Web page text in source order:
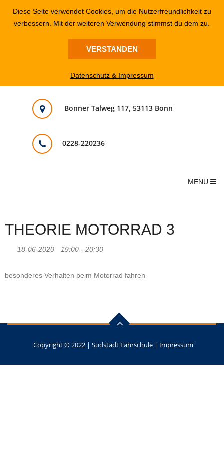
Bonner Talweg 117, 53113 Bonn
0228-220236
MENU
THEORIE MOTORRAD 3
18-06-2020 19:00 - 20:30
besonderes Verhalten beim Motorrad fahren
Copyright © 2022 | Südstadt Fahrschule | Impressum
Diese Seite verwendet Cookies, um die Nutzerfreundlichkeit zu
verbessern. Mit der weiteren Verwendung stimmst du dem zu.
VERSTANDEN
Datenschutz & Impressum